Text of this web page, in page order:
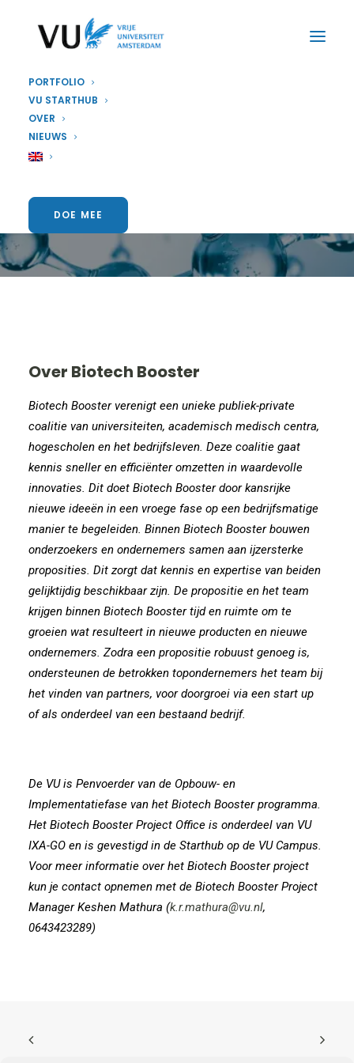
PORTFOLIO
VU STARTHUB
OVER
NIEUWS
DOE MEE
Biotech Booster
Over Biotech Booster
Biotech Booster verenigt een unieke publiek-private
coalitie van universiteiten, academisch medisch centra,
hogescholen en het bedrijfsleven. Deze coalitie gaat
kennis sneller en efficiënter omzetten in waardevolle
innovaties. Dit doet Biotech Booster door kansrijke
nieuwe ideeën in een vroege fase op een bedrijfsmatige
manier te begeleiden. Binnen Biotech Booster bouwen
onderzoekers en ondernemers samen aan ijzersterke
proposities. Dit zorgt dat kennis en expertise van beiden
gelijktijdig beschikbaar zijn. De propositie en het team
krijgen binnen Biotech Booster tijd en ruimte om te
groeien wat resulteert in nieuwe producten en nieuwe
ondernemers. Zodra een propositie robuust genoeg is,
ondersteunen de betrokken topondernemers het team bij
het vinden van partners, voor doorgroei via een start up
of als onderdeel van een bestaand bedrijf.
De VU is Penvoerder van de Opbouw- en
Implementatiefase van het Biotech Booster programma.
Het Biotech Booster Project Office is onderdeel van VU
IXA-GO en is gevestigd in de Starthub op de VU Campus.
Voor meer informatie over het Biotech Booster project
kun je contact opnemen met de Biotech Booster Project
Manager Keshen Mathura (k.r.mathura@vu.nl,
0643423289)